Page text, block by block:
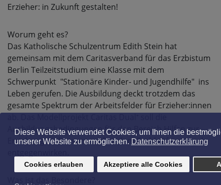
Erzieher: in Zukunft gestalten!
Worum geht es?
Das Katholische Schulzentrum Edith Stein hat
gemeinsam mit dem Caritasverband für das Erzbistum
Berlin Teilzeitstudium eine Klasse mit dem
Schwerpunkt "Stationäre Kinder- und Jugendhilfe" ins
Leben gerufen. Die Ausbildung deckt trotzdem das
gesamte Spektrum der Arbeitsfelder für Erzieher:innen
Ausbildungsbedingungen für den Bereich Hilfen zur
Erziehung verbessern und so dem Fachkräftemangel